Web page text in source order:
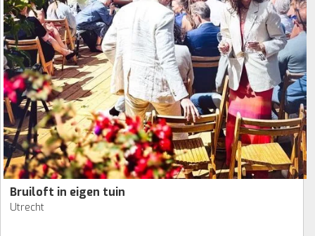
Bruiloft in eigen tuin
Utrecht